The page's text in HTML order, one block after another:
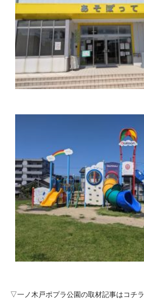
▽一ノ木戸ポプラ公園の取材記事はコチラ